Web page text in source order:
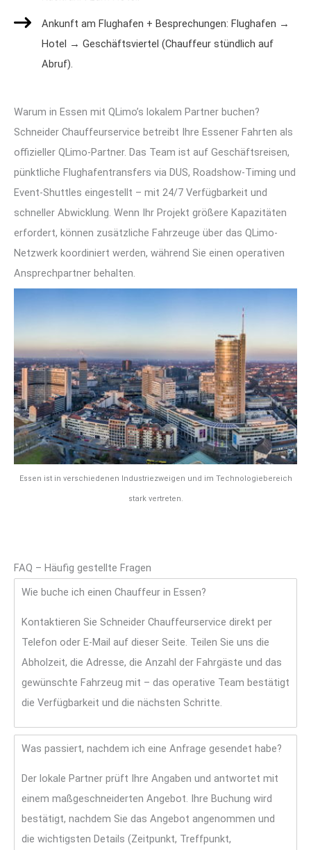
Ankunft am Flughafen + Besprechungen: Flughafen →
Hotel → Geschäftsviertel (Chauffeur stündlich auf
Abruf).
Warum in Essen mit QLimo’s lokalem Partner buchen?
Schneider Chauffeurservice betreibt Ihre Essener Fahrten als
offizieller QLimo-Partner. Das Team ist auf Geschäftsreisen,
pünktliche Flughafentransfers via DUS, Roadshow-Timing und
Event-Shuttles eingestellt – mit 24/7 Verfügbarkeit und
schneller Abwicklung. Wenn Ihr Projekt größere Kapazitäten
erfordert, können zusätzliche Fahrzeuge über das QLimo-
Netzwerk koordiniert werden, während Sie einen operativen
Ansprechpartner behalten.
Essen ist in verschiedenen Industriezweigen und im Technologiebereich
stark vertreten.
FAQ – Häufig gestellte Fragen
Wie buche ich einen Chauffeur in Essen?
Kontaktieren Sie Schneider Chauffeurservice direkt per
Telefon oder E-Mail auf dieser Seite. Teilen Sie uns die
Abholzeit, die Adresse, die Anzahl der Fahrgäste und das
gewünschte Fahrzeug mit – das operative Team bestätigt
die Verfügbarkeit und die nächsten Schritte.
Was passiert, nachdem ich eine Anfrage gesendet habe?
Der lokale Partner prüft Ihre Angaben und antwortet mit
einem maßgeschneiderten Angebot. Ihre Buchung wird
bestätigt, nachdem Sie das Angebot angenommen und
die wichtigsten Details (Zeitpunkt, Treffpunkt,